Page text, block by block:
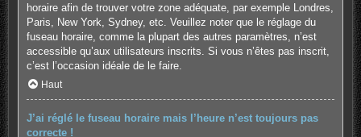
horaire afin de trouver votre zone adéquate, par exemple Londres,
Paris, New York, Sydney, etc. Veuillez noter que le réglage du
fuseau horaire, comme la plupart des autres paramètres, n’est
accessible qu’aux utilisateurs inscrits. Si vous n’êtes pas inscrit,
c’est l’occasion idéale de le faire.
Haut
J’ai réglé le fuseau horaire mais l’heure n’est toujours pas
correcte !